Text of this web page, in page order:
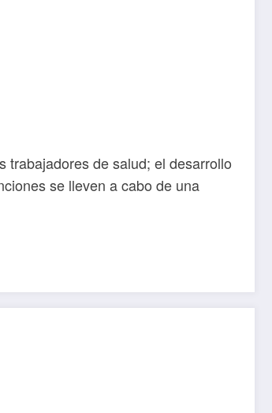
trabajadores de salud; el desarrollo
se lleven a cabo de una